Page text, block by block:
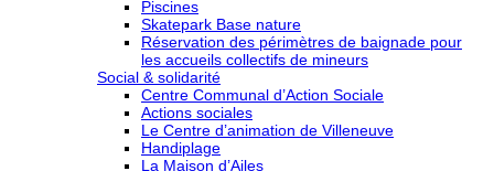
Piscines
Skatepark Base nature
Réservation des périmètres de baignade pour
les accueils collectifs de mineurs
Social & solidarité
Centre Communal d’Action Sociale
Actions sociales
Le Centre d’animation de Villeneuve
Handiplage
La Maison d’Ailes